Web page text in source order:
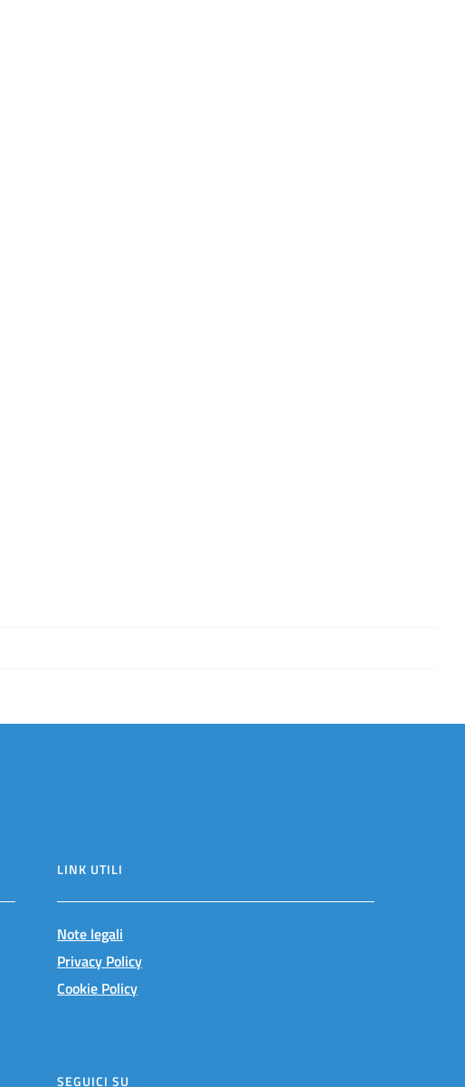
LINK UTILI
Note legali
Privacy Policy
Cookie Policy
SEGUICI SU